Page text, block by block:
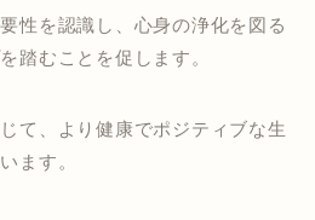
性を認識し、心身の浄化を図る
踏むことを促します。
て、より健康でポジティブな生
ます。